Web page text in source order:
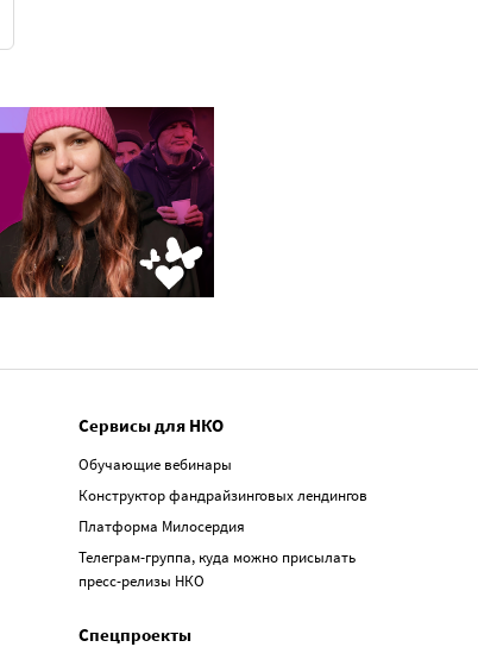
Сервисы для НКО
Обучающие вебинары
Конструктор фандрайзинговых лендингов
Платформа Милосердия
Телеграм-группа, куда можно присылать
пресс-релизы НКО
Спецпроекты